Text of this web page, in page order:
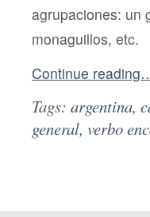
agrupaciones: un
monaguillos, etc.
Continue
Tags: argentina,
general, verbo